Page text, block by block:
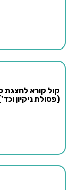
קול קורא להצגת
(פסולת ניקיון